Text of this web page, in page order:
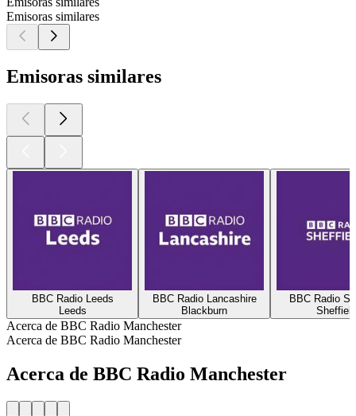
Emisoras similares
Emisoras similares
BBC Radio Leeds
Leeds
BBC Radio Lancashire
Blackburn
BBC Radio
Sheffield
Acerca de BBC Radio Manchester
Acerca de BBC Radio Manchester
Acerca de BBC Radio Manchester